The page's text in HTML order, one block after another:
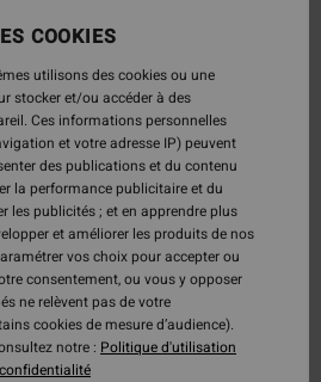
COOKIES
utilisons des cookies ou une
stocker et/ou accéder à des
Ces informations personnelles
et votre adresse IP) peuvent
des publications et du contenu
la performance publicitaire et du
les publicités ; et en apprendre plus
et améliorer les produits de nos
vos choix pour accepter ou
consentement, ou vous y opposer
ne relèvent pas de votre
cookies de mesure d’audience).
notre : Politique d'utilisation